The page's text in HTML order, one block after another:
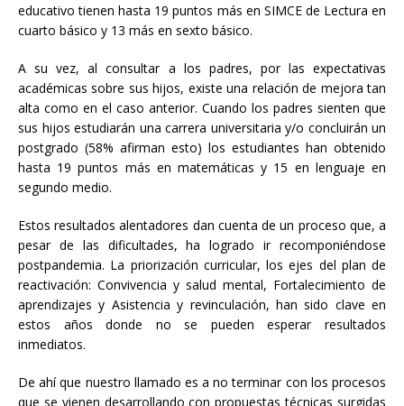
educativo tienen hasta 19 puntos más en SIMCE de Lectura en
cuarto básico y 13 más en sexto básico.
A su vez, al consultar a los padres, por las expectativas
académicas sobre sus hijos, existe una relación de mejora tan
alta como en el caso anterior. Cuando los padres sienten que
sus hijos estudiarán una carrera universitaria y/o concluirán un
postgrado (58% afirman esto) los estudiantes han obtenido
hasta 19 puntos más en matemáticas y 15 en lenguaje en
segundo medio.
Estos resultados alentadores dan cuenta de un proceso que, a
pesar de las dificultades, ha logrado ir recomponiéndose
postpandemia. La priorización curricular, los ejes del plan de
reactivación: Convivencia y salud mental, Fortalecimiento de
aprendizajes y Asistencia y revinculación, han sido clave en
estos años donde no se pueden esperar resultados
inmediatos.
De ahí que nuestro llamado es a no terminar con los procesos
que se vienen desarrollando con propuestas técnicas surgidas